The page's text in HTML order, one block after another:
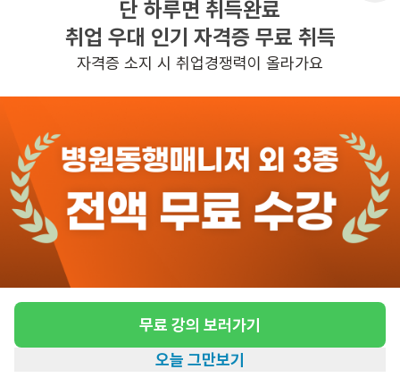
반경 3KM 이내의 일자리 확인하기
단 하루면 취득완료
취업 우대 인기 자격증 무료 취득
자격증 소지 시 취업경쟁력이 올라가요
무료 강의 보러가기
오늘 그만보기